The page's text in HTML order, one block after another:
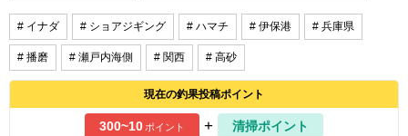
# イナダ # ショアジギング # ハマチ # 伊保港 # 兵庫県
# 播磨 # 瀬戸内海側 # 関西 # 高砂
現在の釣果投稿ポイント
300~10ポイント +
清掃ポイント